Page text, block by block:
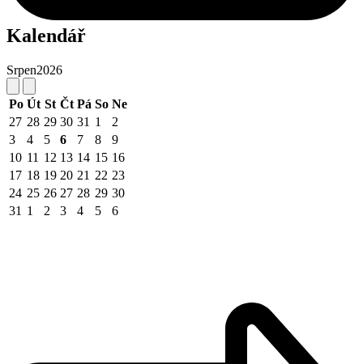
Kalendář
Srpen2026
Po Út St Čt Pá So Ne
27 28 29 30 31 1
2
3
4 5 6 7 8
9
10 11 12 13 14 15 16
17 18 19 20 21 22 23
24 25 26 27 28 29 30
31 1 2 3 4 5 6